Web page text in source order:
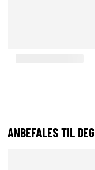
ANBEFALES TIL DEG